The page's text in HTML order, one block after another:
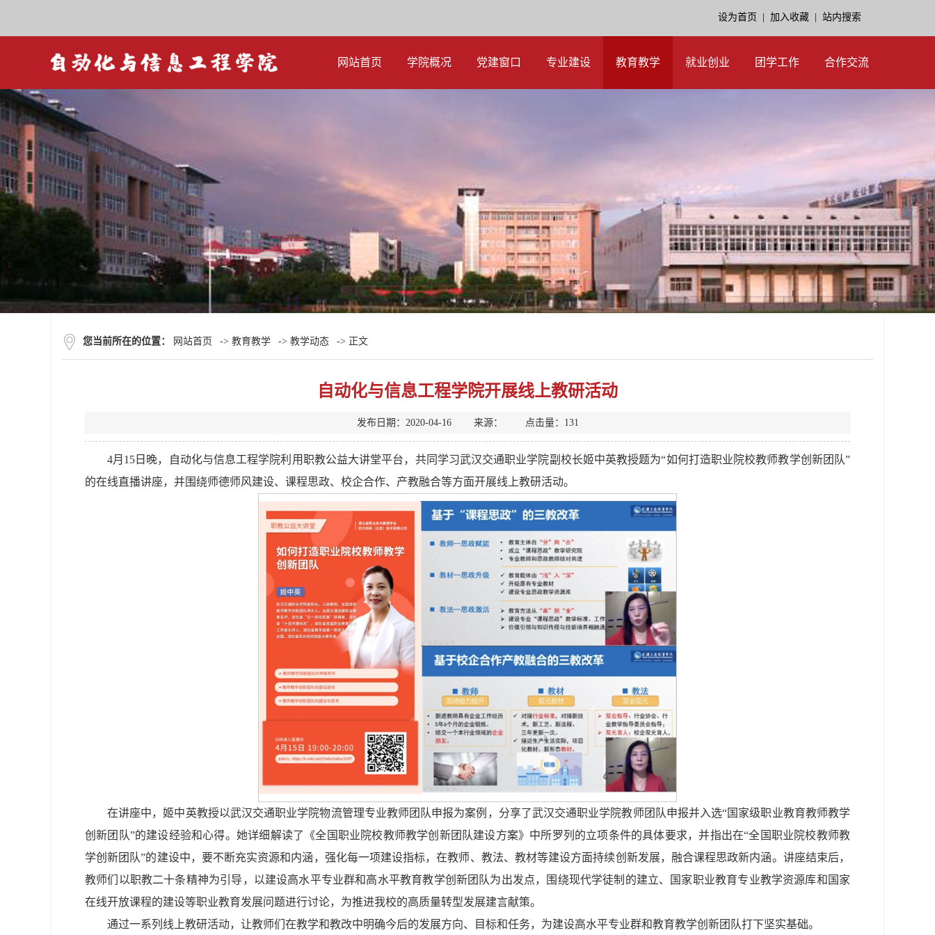
设为首页 加入收藏 站内搜索
网站首页 学院概况 党建窗口 专业建设 教育教学 就业创业 团学工作 合作交流
您当前所在的位置： 网站首页 -> 教育教学 -> 教学动态 -> 正文
自动化与信息工程学院开展线上教研活动
发布日期：2020-04-16 来源： 点击量： 131
4月15日晚，自动化与信息工程学院利用职教公益大讲堂平台，共同学习武汉交通职业学院副校长姬中英教授题为“如何打造职业院校教师教学创新团队”
的在线直播讲座，并围绕师德师风建设、课程思政、校企合作、产教融合等方面开展线上教研活动。
在讲座中，姬中英教授以武汉交通职业学院物流管理专业教师团队申报为案例，分享了武汉交通职业学院教师团队申报并入选“国家级职业教育教师教学
创新团队”的建设经验和心得。她详细解读了《全国职业院校教师教学创新团队建设方案》中所罗列的立项条件的具体要求，并指出在“全国职业院校教师教
学创新团队”的建设中，要不断充实资源和内涵，强化每一项建设指标，在教师、教法、教材等建设方面持续创新发展，融合课程思政新内涵。讲座结束后，
教师们以职教二十条精神为引导，以建设高水平专业群和高水平教育教学创新团队为出发点，围绕现代学徒制的建立、国家职业教育专业教学资源库和国家
在线开放课程的建设等职业教育发展问题进行讨论，为推进我校的高质量转型发展建言献策。
通过一系列线上教研活动，让教师们在教学和教改中明确今后的发展方向、目标和任务，为建设高水平专业群和教育教学创新团队打下坚实基础。